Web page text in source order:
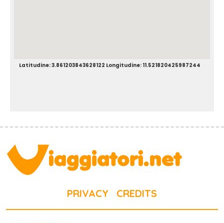
Latitudine: 3.861203843628122 Longitudine: 11.521820425987244
PRIVACY CREDITS